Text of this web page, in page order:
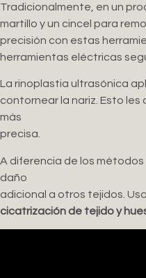
Tradicionalmente, en un
martillo y un cincel para
precisión con estas
herramientas eléctricas
La rinoplastia ultrasónica
contornear la nariz. Esto les
más
precisa.
A diferencia de los
daño
adicional a otros tejidos.
cicatrización de tejido y